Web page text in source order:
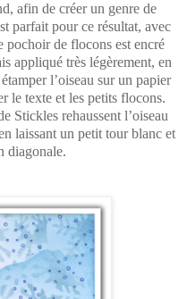
afin de créer un genre de
parfait pour ce résultat, avec
pochoir de flocons est encré
appliqué très légèrement, en
l’oiseau sur un papier
le texte et les petits flocons.
Stickles rehaussent l’oiseau
laissant un petit tour blanc et
diagonale.